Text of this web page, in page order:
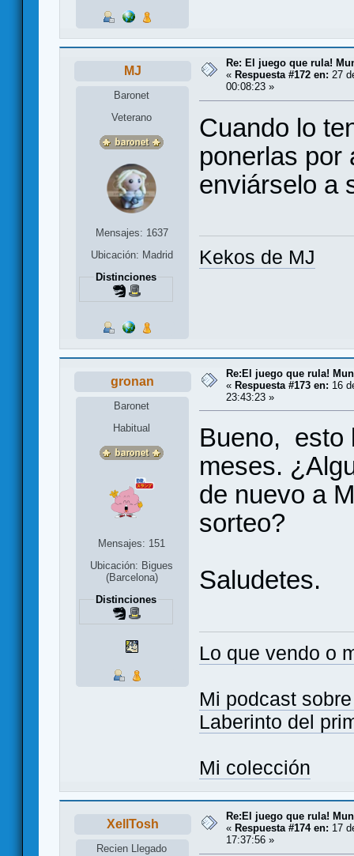
MJ
Baronet
Veterano
Mensajes: 1637
Ubicación: Madrid
Distinciones
Re: El juego que rula!
« Respuesta #172 en: 27
00:08:23 »
Cuando lo
ponerlas por
enviárselo a
Kekos de MJ
gronan
Baronet
Habitual
Mensajes: 151
Ubicación: Bigues
(Barcelona)
Distinciones
Re:El juego que rula!
« Respuesta #173 en: 16
23:43:23 »
Bueno, esto
meses.
de nuevo a
sorteo?
Saludetes.
Lo que vendo o
Mi podcast
Laberinto del
Mi colección
XellTosh
Recien Llegado
Re:El juego que rula!
« Respuesta #174 en: 17
17:37:56 »